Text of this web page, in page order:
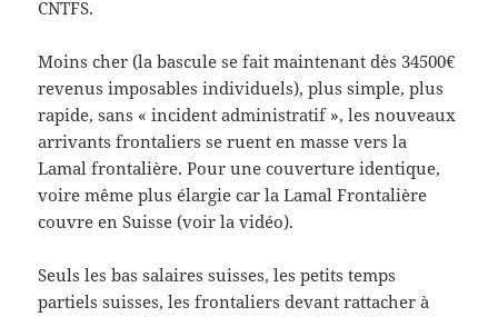
CNTFS.
Moins cher (la bascule se fait maintenant dès 34500€
revenus imposables individuels), plus simple, plus
rapide, sans « incident administratif », les nouveaux
arrivants frontaliers se ruent en masse vers la
Lamal frontalière. Pour une couverture identique,
voire même plus élargie car la Lamal Frontalière
couvre en Suisse (voir la vidéo).
Seuls les bas salaires suisses, les petits temps
partiels suisses, les frontaliers devant rattacher à